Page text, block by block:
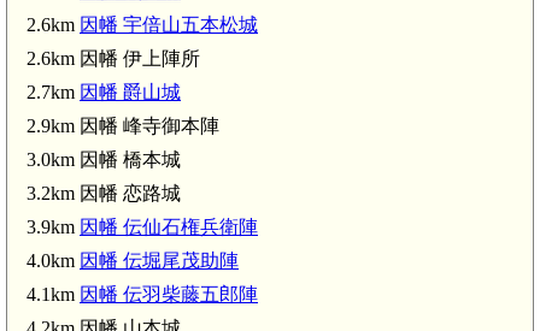
2.6km 因幡 宇倍山五本松城
2.6km 因幡 伊上陣所
2.7km 因幡 爵山城
2.9km 因幡 峰寺御本陣
3.0km 因幡 橋本城
3.2km 因幡 恋路城
3.9km 因幡 伝仙石権兵衛陣
4.0km 因幡 伝堀尾茂助陣
4.1km 因幡 伝羽柴藤五郎陣